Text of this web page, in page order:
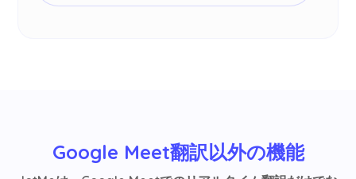
Google Meet翻訳以外の機能